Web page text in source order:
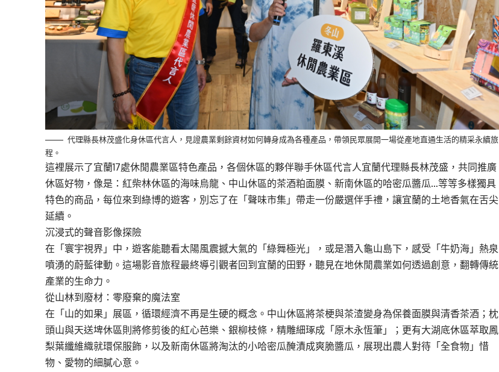
代理縣長林茂盛化身休區代言人，見證農業剩餘資材如何轉身成為各種產品，帶領民眾展開一場從產地直通生活的精采永續旅
程。
這裡展示了宜蘭17處休閒農業區特色產品，各個休區的夥伴聯手休區代言人宜蘭代理縣長林茂盛，共同推廣
休區好物，像是：紅柴林休區的海味烏龍、中山休區的茶酒粕面膜、新南休區的哈密瓜醬瓜…等等多樣獨具
特色的商品，每位來到綠博的遊客，別忘了在「聲味市集」帶走一份嚴選伴手禮，讓宜蘭的土地香氣在舌尖
延續。
沉浸式的聲音影像探險
在「寰宇視界」中，遊客能聽看太陽風震撼大氣的「綠舞極光」，或是潛入龜山島下，感受「牛奶海」熱泉
噴湧的蔚藍律動。這場影音旅程最終導引觀者回到宜蘭的田野，聽見在地休閒農業如何透過創意，翻轉傳統
產業的生命力。
從山林到廢材：零廢棄的魔法室
在「山的如果」展區，循環經濟不再是生硬的概念。中山休區將茶梗與茶渣變身為保養面膜與清香茶酒；枕
頭山與天送埤休區則將修剪後的紅心芭樂、銀柳枝條，精雕細琢成「原木永恆筆」；更有大湖底休區萃取鳳
梨葉纖維織就環保服飾，以及新南休區將淘汰的小哈密瓜醃漬成爽脆醬瓜，展現出農人對待「全食物」惜
物、愛物的細膩心意。